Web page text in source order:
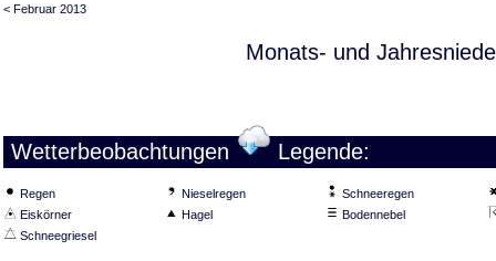
< Februar 2013
Monats- und
Wetterbeobachtungen Legende:
Regen Nieselregen
Schneeregen
Eiskörner
Hagel
Bodennebel
Schneegriesel